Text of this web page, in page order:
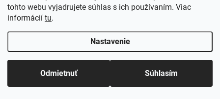
tohto webu vyjadrujete súhlas s ich používaním. Viac
informácií tu.
Nastavenie
Odmietnuť Súhlasím
všetkých sporoch a nárokoch vyplývajúcich z tejto zmluvy
budú rozhodovať slovenské súdy.
Písomnosti a správy doručované prostredníctvom emailu
emailovej správy z emailovej schránky odosielateľa na
emailovú adresu prijímateľa, okrem prípadu ak server